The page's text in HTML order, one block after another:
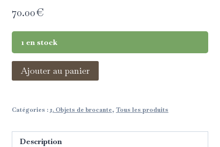
70.00€
1 en stock
Ajouter au panier
Catégories : 2. Objets de brocante, Tous les produits
Description